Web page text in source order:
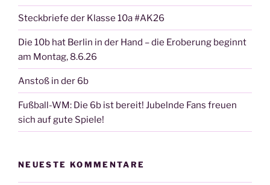
Steckbriefe der Klasse 10a #AK26
Die 10b hat Berlin in der Hand – die Eroberung beginnt
am Montag, 8.6.26
Anstoß in der 6b
Fußball-WM: Die 6b ist bereit! Jubelnde Fans freuen
sich auf gute Spiele!
NEUESTE KOMMENTARE